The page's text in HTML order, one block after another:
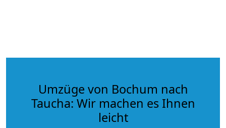
Umzüge von Bochum nach
Taucha: Wir machen es Ihnen
leicht